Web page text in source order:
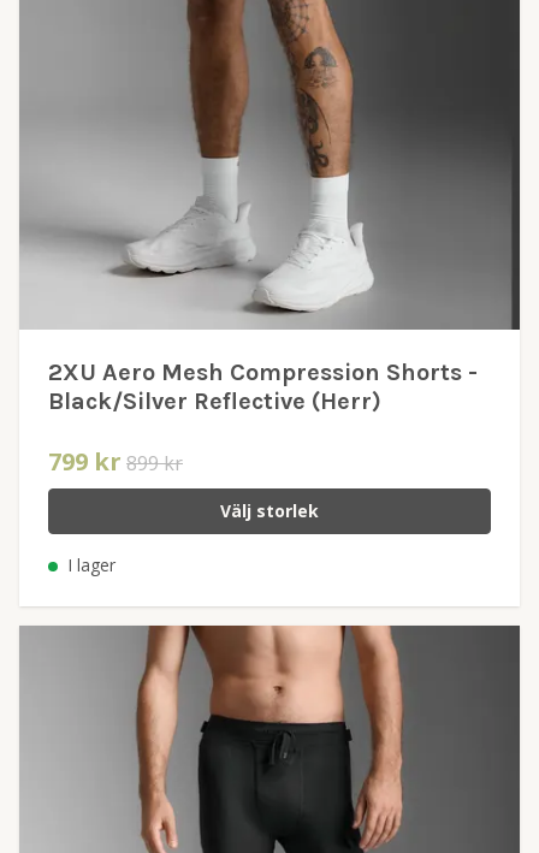
2XU Aero Mesh Compression Shorts -
Black/Silver Reflective (Herr)
799 kr 899 kr
Välj storlek
I lager